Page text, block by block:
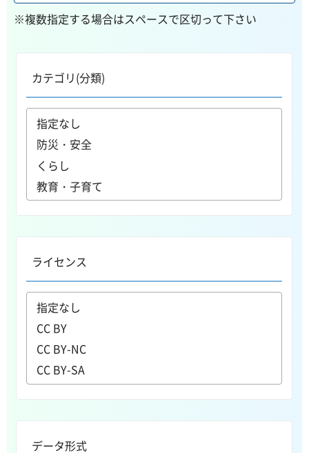
※複数指定する場合はスペースで区切って下さい
カテゴリ(分類)
ライセンス
データ形式